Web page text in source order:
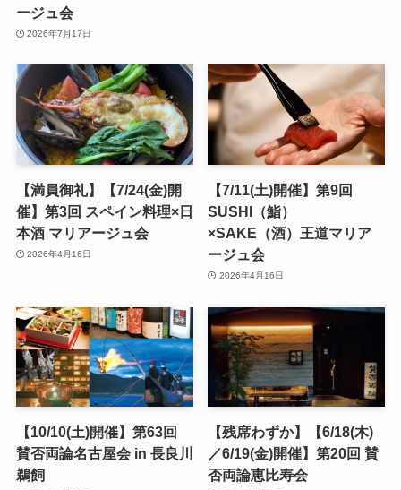
ージュ会
2026年7月17日
【満員御礼】【7/24(金)開
催】第3回 スペイン料理×日
本酒 マリアージュ会
2026年4月16日
【7/11(土)開催】第9回
SUSHI（鮨）
×SAKE（酒）王道マリア
ージュ会
2026年4月16日
【10/10(土)開催】第63回
賛否両論名古屋会 in 長良川
鵜飼
【残席わずか】【6/18(木)
／6/19(金)開催】第20回 賛
否両論恵比寿会